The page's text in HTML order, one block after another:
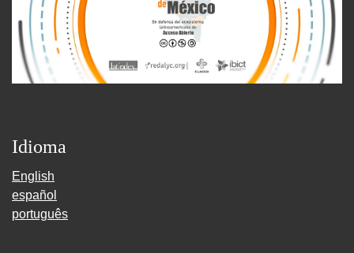
Idioma
English
español
português